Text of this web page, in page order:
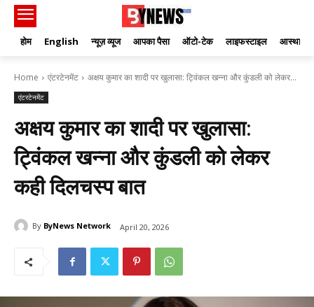
होम English न्यूज़ व्यूज आपका पैसा ऑटो-टेक लाइफस्टाइल आस्था
Home एंटरटेनमेंट अक्षय कुमार का शादी पर खुलासा: ट्विंकल खन्ना और कुंडली को लेकर...
एंटरटेनमेंट
अक्षय कुमार का शादी पर खुलासा:
ट्विंकल खन्ना और कुंडली को लेकर
कही दिलचस्प बात
By ByNews Network April 20, 2026